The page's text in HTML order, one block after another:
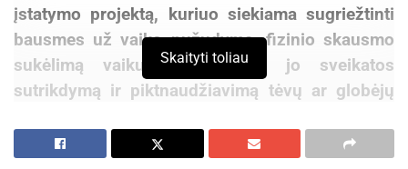
įstatymo projektą, kuriuo siekiama sugriežtinti
bausmes už vaiko nužudymą, fizinio skausmo
sukėlimą vaikui ar nežymų jo sveikatos
sutrikdymą ir piktnaudžiavimą tėvų ar globėjų
„Valstybės pareiga – remti šeimas ir maksimaliai
Skaityti toliau